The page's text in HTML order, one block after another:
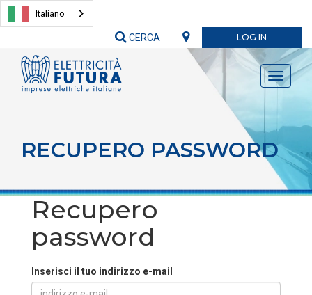
Italiano
LOG IN
CERCA
Toggle
RECUPERO PASSWORD
Recupero
password
Inserisci il tuo indirizzo e-mail